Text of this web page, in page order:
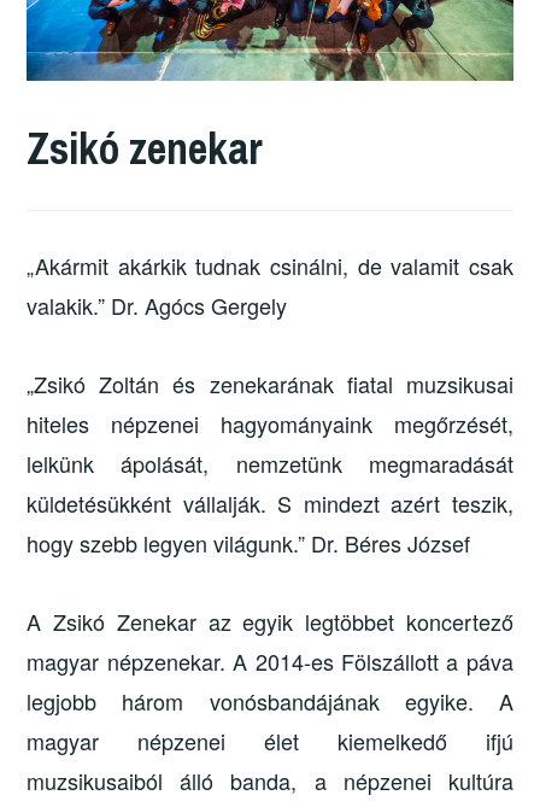
Zsikó zenekar
„Akármit akárkik tudnak csinálni, de valamit csak
valakik.” Dr. Agócs Gergely
„Zsikó Zoltán és zenekarának fiatal muzsikusai
hiteles népzenei hagyományaink megőrzését,
lelkünk ápolását, nemzetünk megmaradását
küldetésükként vállalják. S mindezt azért teszik,
hogy szebb legyen világunk.” Dr. Béres József
A Zsikó Zenekar az egyik legtöbbet koncertező
magyar népzenekar. A 2014-es Fölszállott a páva
legjobb három vonósbandájának egyike. A
magyar népzenei élet kiemelkedő ifjú
muzsikusaiból álló banda, a népzenei kultúra